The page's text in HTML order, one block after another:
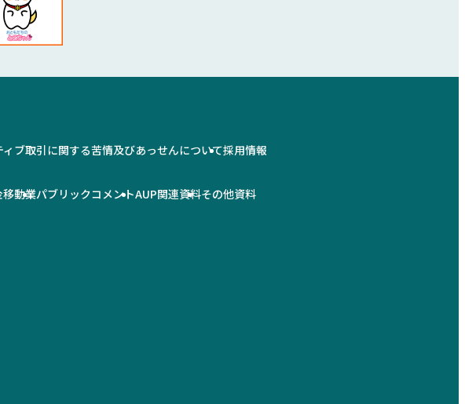
ブ取引に関する苦情及びあっせんについて採用情報
移動業パブリックコメントAUP関連資料その他資料